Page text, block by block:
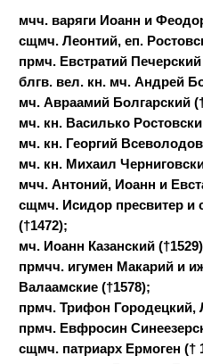
мчч. варяги Иоанн и
сщмч. Леонтий, еп.
прмч. Евстратий Печерский
блгв. вел. кн. мч. Андрей
мч. Авраамий Болгарский
мч. кн. Василько
мч. кн. Георгий
мч. кн. Михаил
мчч. Антоний, Иоанн и
сщмч. Исидор пресвитер и
(†1472);
мч. Иоанн Казанский
прмчч. игумен Макарий и
Валаамские (†1578);
прмч. Трифон Городецкий,
прмч. Евфросин
сщмч. патриарх Ермоген (†